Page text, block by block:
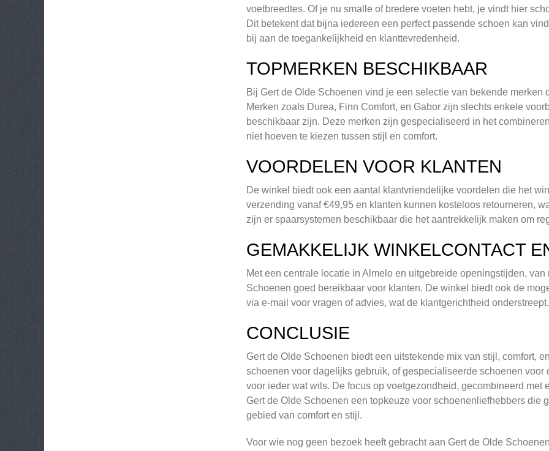
voetbreedtes. Of je nu smalle of bredere voeten hebt, je vindt hier
Dit betekent dat bijna iedereen een perfect passende schoen kan
bij aan de toegankelijkheid en klanttevredenheid.
TOPMERKEN BESCHIKBAAR
Bij Gert de Olde Schoenen vind je een selectie van bekende merken
Merken zoals Durea, Finn Comfort, en Gabor zijn slechts enkele
beschikbaar zijn. Deze merken zijn gespecialiseerd in het
niet hoeven te kiezen tussen stijl en comfort.
VOORDELEN VOOR KLANTEN
De winkel biedt ook een aantal klantvriendelijke voordelen die het
verzending vanaf €49,95 en klanten kunnen kosteloos retourneren,
zijn er spaarsystemen beschikbaar die het aantrekkelijk maken om
GEMAKKELIJK WINKELCONTACT
Met een centrale locatie in Almelo en uitgebreide openingstijden,
Schoenen goed bereikbaar voor klanten. De winkel biedt ook de
via e-mail voor vragen of advies, wat de klantgerichtheid onderstreept.
CONCLUSIE
Gert de Olde Schoenen biedt een uitstekende mix van stijl, comfort,
schoenen voor dagelijks gebruik, of gespecialiseerde schoenen
voor ieder wat wils. De focus op voetgezondheid, gecombineerd met
Gert de Olde Schoenen een topkeuze voor schoenenliefhebbers die
gebied van comfort en stijl.
Voor wie nog geen bezoek heeft gebracht aan Gert de Olde